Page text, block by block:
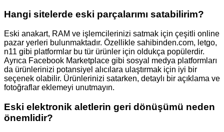
Hangi sitelerde eski parçalarımı satabilirim?
Eski anakart, RAM ve işlemcilerinizi satmak için çeşitli online
pazar yerleri bulunmaktadır. Özellikle sahibinden.com, letgo,
n11 gibi platformlar bu tür ürünler için oldukça popülerdir.
Ayrıca Facebook Marketplace gibi sosyal medya platformları
da ürünlerinizi potansiyel alıcılara ulaştırmak için iyi bir
seçenek olabilir. Ürünlerinizi satarken, detaylı bir açıklama ve
fotoğraflar eklemeyi unutmayın.
Eski elektronik aletlerin geri dönüşümü neden
önemlidir?